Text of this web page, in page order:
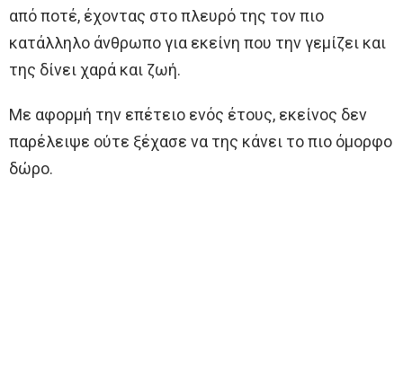
από ποτέ, έχοντας στο πλευρό της τον πιο
κατάλληλο άνθρωπο για εκείνη που την γεμίζει και
της δίνει χαρά και ζωή.
Με αφορμή την επέτειο ενός έτους, εκείνος δεν
παρέλειψε ούτε ξέχασε να της κάνει το πιο όμορφο
δώρο.